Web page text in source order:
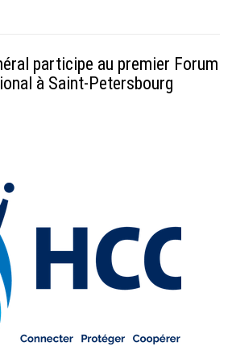
participe au premier Forum
à Saint-Petersbourg